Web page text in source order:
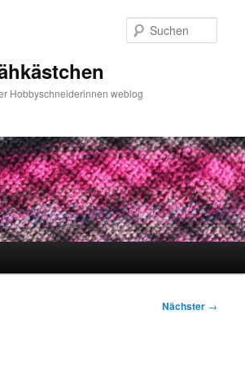
Hobbyschneiderinnen weblog
Nächster →